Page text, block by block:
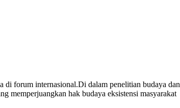
di forum internasional.Di dalam penelitian budaya dan
memperjuangkan hak budaya eksistensi masyarakat